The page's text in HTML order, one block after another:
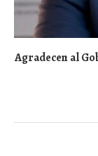
Agradecen al